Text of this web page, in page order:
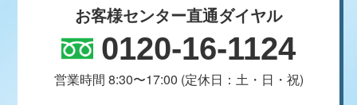
お客様センター直通ダイヤル
0120-16-1124
営業時間 8:30〜17:00 (定休日：土・日・祝)